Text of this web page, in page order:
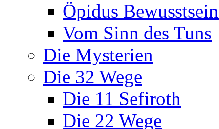
Öpidus
Vom Sinn des Tuns
Die Mysterien
Die 32 Wege
Die 11 Sefiroth
Die 22 Wege